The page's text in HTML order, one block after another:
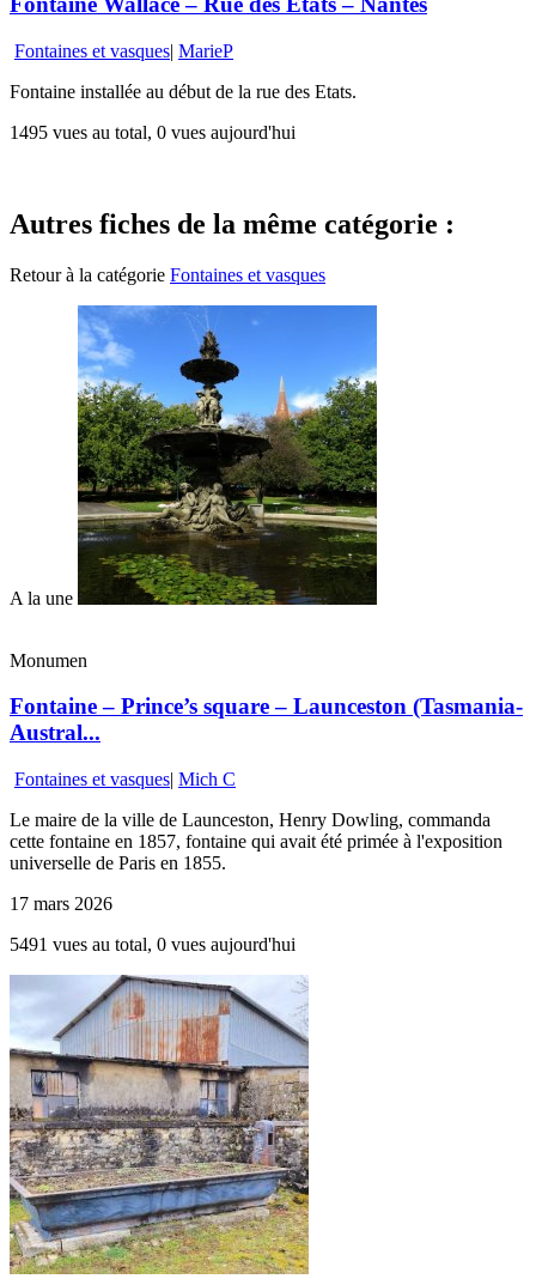
Fontaines et vasques| MarieP
Fontaine installée au début de la rue des Etats.
1495 vues au total, 0 vues aujourd'hui
Autres fiches de la même catégorie :
Retour à la catégorie Fontaines et vasques
A la une
Monumen
Fontaine – Prince’s square – Launceston (Tasmania-
Austral...
Fontaines et vasques| Mich C
Le maire de la ville de Launceston, Henry Dowling, commanda
cette fontaine en 1857, fontaine qui avait été primée à l'exposition
universelle de Paris en 1855.
17 mars 2026
5491 vues au total, 0 vues aujourd'hui